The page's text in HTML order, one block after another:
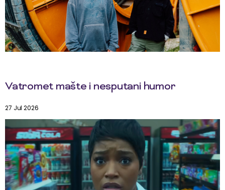
Vatromet mašte i nesputani humor
27 Jul 2026